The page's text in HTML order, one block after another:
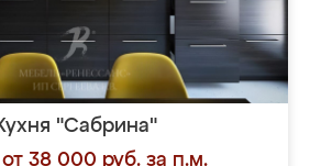
"Сабрина"
38 000 руб. за п.м.